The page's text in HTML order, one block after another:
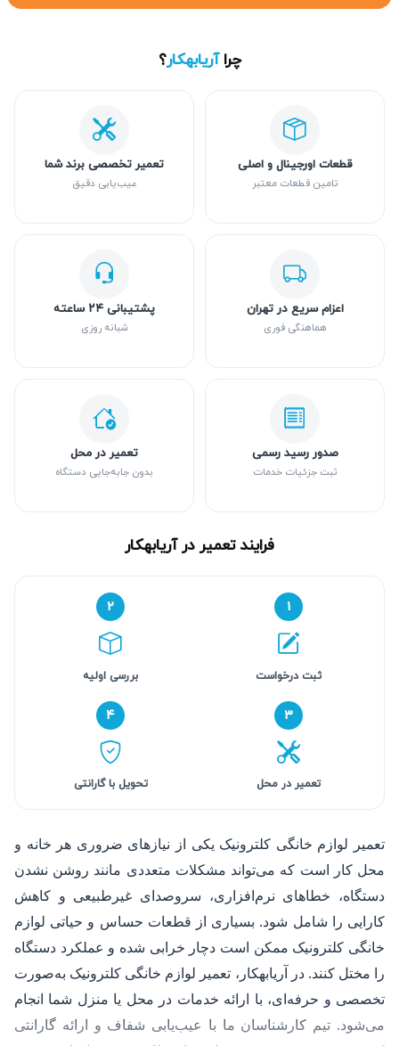
چراآریابهکار؟
قطعات اورجینال و اصلی
تامین قطعات معتبر
تعمیر تخصصی برند شما
عیب‌یابی دقیق
اعزام سریع در تهران
هماهنگی فوری
پشتیبانی ۲۴ ساعته
شبانه روزی
صدور رسید رسمی
ثبت جزئیات خدمات
تعمیر در محل
بدون جابه‌جایی دستگاه
فرایند تعمیر در آریابهکار
۱
ثبت درخواست
۲
بررسی اولیه
۳
تعمیر در محل
۴
تحویل با گارانتی
تعمیر لوازم خانگی کلترونیک یکی از نیازهای ضروری هر خانه و
محل کار است که می‌تواند مشکلات متعددی مانند روشن نشدن
دستگاه، خطاهای نرم‌افزاری، سروصدای غیرطبیعی و کاهش
کارایی را شامل شود. بسیاری از قطعات حساس و حیاتی لوازم
خانگی کلترونیک ممکن است دچار خرابی شده و عملکرد دستگاه
را مختل کنند. در آریابهکار، تعمیر لوازم خانگی کلترونیک به‌صورت
تخصصی و حرفه‌ای، با ارائه خدمات در محل یا منزل شما انجام
می‌شود. تیم کارشناسان ما با عیب‌یابی شفاف و ارائه گارانتی